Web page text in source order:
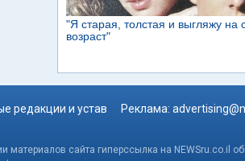
редакции и устав Реклама:
сайта гиперссылка на NEWSru.co.il